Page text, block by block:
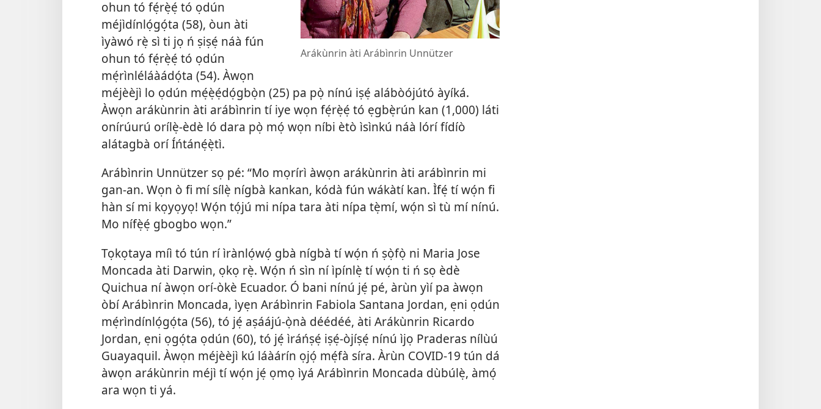
Arákùnrin àti Arábìnrin Unnützer
ohun tó fẹ́rẹ̀ẹ́ tó ọdún
méjìdínlọ́gọ́ta (58), òun àti
ìyàwó rẹ̀ sì ti jọ ń ṣiṣẹ́ náà fún
ohun tó fẹ́rẹ̀ẹ́ tó ọdún
mẹ́rìnléláàádọ́ta (54). Àwọn
méjèèjì lo ọdún mẹ́ẹ̀ẹ́dọ́gbọ̀n (25) pa pọ̀ nínú iṣẹ́ alábòójútó àyíká.
Àwọn arákùnrin àti arábìnrin tí iye wọn fẹ́rẹ̀ẹ́ tó ẹgbẹ̀rún kan (1,000) láti
onírúurú orílẹ̀-èdè ló dara pọ̀ mọ́ wọn níbi ètò ìsìnkú náà lórí fídíò
alátagbà orí Íńtánẹ́ẹ̀tì.
Arábìnrin Unnützer sọ pé: “Mo mọrírì àwọn arákùnrin àti arábìnrin mi
gan-an. Wọn ò fi mí sílẹ̀ nígbà kankan, kódà fún wákàtí kan. Ìfẹ́ tí wọ́n fi
hàn sí mi kọyọyọ! Wọ́n tọ́jú mi nípa tara àti nípa tẹ̀mí, wọ́n sì tù mí nínú.
Mo nífẹ̀ẹ́ gbogbo wọn.”
Tọkọtaya míì tó tún rí ìrànlọ́wọ́ gbà nígbà tí wọ́n ń ṣọ̀fọ̀ ni Maria Jose
Moncada àti Darwin, ọkọ rẹ̀. Wọ́n ń sìn ní ìpínlẹ̀ tí wọ́n ti ń sọ èdè
Quichua ní àwọn orí-òkè Ecuador. Ó bani nínú jẹ́ pé, àrùn yìí pa àwọn
òbí Arábìnrin Moncada, ìyẹn Arábìnrin Fabiola Santana Jordan, ẹni ọdún
mẹ́rìndínlọ́gọ́ta (56), tó jẹ́ aṣáájú-ọ̀nà déédéé, àti Arákùnrin Ricardo
Jordan, ẹni ọgọ́ta ọdún (60), tó jẹ́ ìráńṣẹ́ iṣẹ́-òjíṣẹ́ nínú ìjọ Praderas nílùú
Guayaquil. Àwọn méjèèjì kú láàárín ọjọ́ mẹ́fà síra. Àrùn COVID-19 tún dá
àwọn arákùnrin méjì tí wọ́n jẹ́ ọmọ ìyá Arábìnrin Moncada dùbúlẹ̀, àmọ́
ara wọn ti yá.